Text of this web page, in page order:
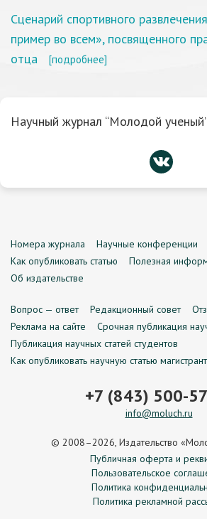
Сценарий спортивного
пример во всем», посвященного
отца
[подробнее]
Научный журнал “Молодой
Номера журнала Научные конференции
Как опубликовать статью
Полезная
Об издательстве
Вопрос — ответ Редакционный совет
Реклама на сайте
Срочная публикация
Публикация научных статей студентов
Как опубликовать научную статью
+7 (843) 500-
info@moluch.ru
© 2008–2026, Издательство
Публичная оферта и
Пользовательское
Политика
Политика рекламной